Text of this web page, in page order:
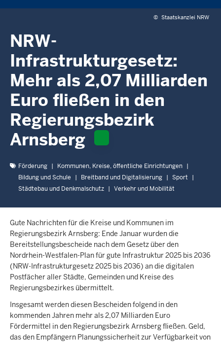
e
r
© Staatskanzlei NRW
NRW-
Infrastrukturgesetz:
Mehr als 2,07 Milliarden
Euro fließen in den
Regierungsbezirk
Arnsberg
Förderung
Kommunen, Kreise, öffentliche Einrichtungen
Bildung und Schule
Breitband und Digitalisierung
Sport
Städtebau und Denkmalschutz
Verkehr und Mobilität
Gute Nachrichten für die Kreise und Kommunen im
Regierungsbezirk Arnsberg: Ende Januar wurden die
Bereitstellungsbescheide nach dem Gesetz über den
Nordrhein-Westfalen-Plan für gute Infrastruktur 2025 bis 2036
(NRW-Infrastrukturgesetz 2025 bis 2036) an die digitalen
Postfächer aller Städte, Gemeinden und Kreise des
Regierungsbezirkes übermittelt.
Insgesamt werden diesen Bescheiden folgend in den
kommenden Jahren mehr als 2,07 Milliarden Euro
Fördermittel in den Regierungsbezirk Arnsberg fließen. Geld,
das den Empfängern Planungssicherheit zur Verfügbarkeit von